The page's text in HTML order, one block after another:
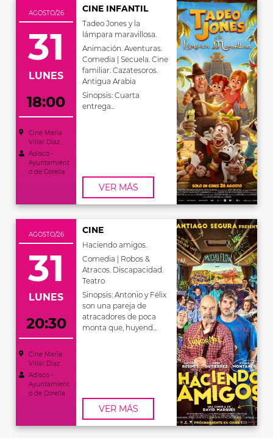
AGOSTO/26
31
LUNES
18:00
Cine María
Villar Díaz
Adisco -
Ayuntamient
o de Corella
CINE INFANTIL
Tadeo Jones y la
lámpara maravillosa.
Animación. Aventuras.
Comedia | Secuela. Cine
familiar. Cazatesoros.
Antigua Arabia
Sinopsis: Cuarta
entrega...
VER MÁS
AGOSTO/26
31
LUNES
20:30
Cine María
Villar Díaz
Adisco -
Ayuntamient
o de Corella
CINE
Haciendo amigos.
Comedia | Robos &
Atracos. Discapacidad.
Teatro
Sinopsis: Antonio y Félix
son una pareja de
atracadores de poca
monta que, huyend...
VER MÁS